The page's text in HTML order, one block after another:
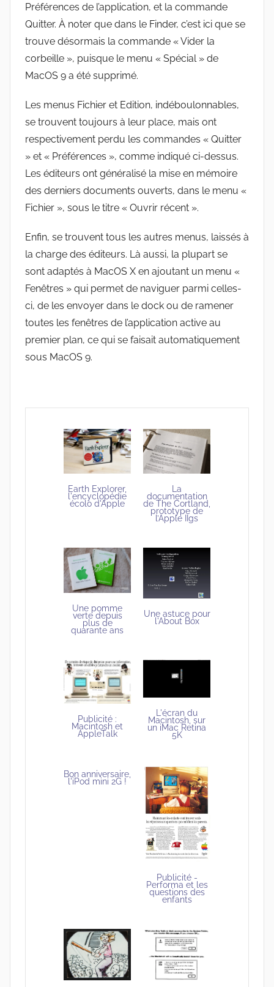
Préférences de l’application, et la commande
Quitter. À noter que dans le Finder, c’est ici que se
trouve désormais la commande « Vider la
corbeille », puisque le menu « Spécial » de
MacOS 9 a été supprimé.
Les menus Fichier et Edition, indéboulonnables,
se trouvent toujours à leur place, mais ont
respectivement perdu les commandes « Quitter
» et « Préférences », comme indiqué ci-dessus.
Les éditeurs ont généralisé la mise en mémoire
des derniers documents ouverts, dans le menu «
Fichier », sous le titre « Ouvrir récent ».
Enfin, se trouvent tous les autres menus, laissés à
la charge des éditeurs. Là aussi, la plupart se
sont adaptés à MacOS X en ajoutant un menu «
Fenêtres » qui permet de naviguer parmi celles-
ci, de les envoyer dans le dock ou de ramener
toutes les fenêtres de l’application active au
premier plan, ce qui se faisait automatiquement
sous MacOS 9.
Earth Explorer,
l'encyclopédie
écolo d'Apple
La
documentation
de The Cortland,
prototype de
l’Apple IIgs
Une pomme
verte depuis
plus de
quarante ans
Une astuce pour
l'About Box
Publicité :
Macintosh et
AppleTalk
L'écran du
Macintosh, sur
un iMac Retina
5K
Bon anniversaire,
l'iPod mini 2G !
Publicité -
Performa et les
questions des
enfants